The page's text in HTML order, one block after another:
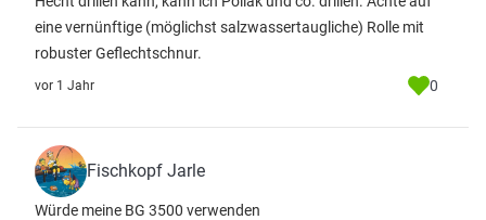
eine vernünftige (möglichst salzwassertaugliche) Rolle mit
robuster Geflechtschnur.
vor 1 Jahr 0
Fischkopf Jarle
Würde meine BG 3500 verwenden